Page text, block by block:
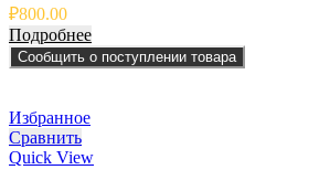
₽800.00
Подробнее
Сообщить о поступлении товара
Избранное
Сравнить
Quick View